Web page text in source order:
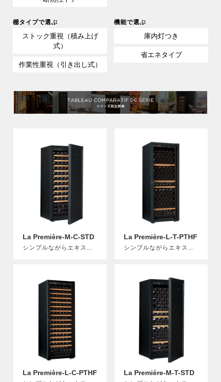
棚タイプで選ぶ
ストック重視（積み上げ
式）
作業性重視（引き出し式）
機能で選ぶ
庫内灯つき
省エネタイプ
La Première-M-C-STD La Première-L-T-PTHF
La Première-L-C-PTHF La Première-M-T-STD